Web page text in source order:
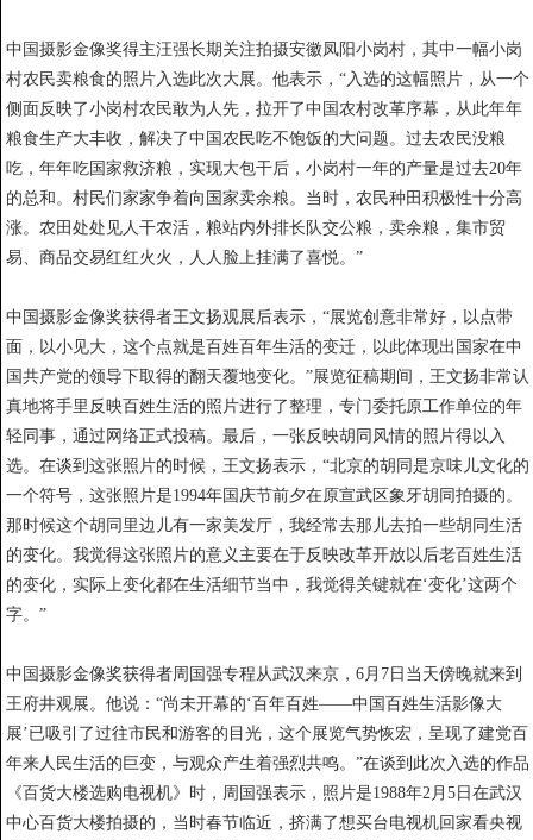
中国摄影金像奖得主汪强长期关注拍摄安徽凤阳小岗村，其中一幅小岗
村农民卖粮食的照片入选此次大展。他表示，“入选的这幅照片，从一个
侧面反映了小岗村农民敢为人先，拉开了中国农村改革序幕，从此年年
粮食生产大丰收，解决了中国农民吃不饱饭的大问题。过去农民没粮
吃，年年吃国家救济粮，实现大包干后，小岗村一年的产量是过去20年
的总和。村民们家家争着向国家卖余粮。当时，农民种田积极性十分高
涨。农田处处见人干农活，粮站内外排长队交公粮，卖余粮，集市贸
易、商品交易红红火火，人人脸上挂满了喜悦。”
中国摄影金像奖获得者王文扬观展后表示，“展览创意非常好，以点带
面，以小见大，这个点就是百姓百年生活的变迁，以此体现出国家在中
国共产党的领导下取得的翻天覆地变化。”展览征稿期间，王文扬非常认
真地将手里反映百姓生活的照片进行了整理，专门委托原工作单位的年
轻同事，通过网络正式投稿。最后，一张反映胡同风情的照片得以入
选。在谈到这张照片的时候，王文扬表示，“北京的胡同是京味儿文化的
一个符号，这张照片是1994年国庆节前夕在原宣武区象牙胡同拍摄的。
那时候这个胡同里边儿有一家美发厅，我经常去那儿去拍一些胡同生活
的变化。我觉得这张照片的意义主要在于反映改革开放以后老百姓生活
的变化，实际上变化都在生活细节当中，我觉得关键就在‘变化’这两个
字。”
中国摄影金像奖获得者周国强专程从武汉来京，6月7日当天傍晚就来到
王府井观展。他说：“尚未开幕的‘百年百姓——中国百姓生活影像大
展’已吸引了过往市民和游客的目光，这个展览气势恢宏，呈现了建党百
年来人民生活的巨变，与观众产生着强烈共鸣。”在谈到此次入选的作品
《百货大楼选购电视机》时，周国强表示，照片是1988年2月5日在武汉
中心百货大楼拍摄的，当时春节临近，挤满了想买台电视机回家看央视